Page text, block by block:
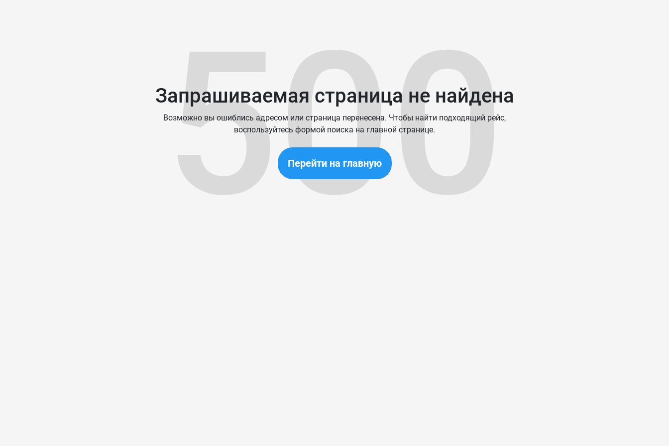
Запрашиваемая страница не найдена
Возможно вы ошиблись адресом или страница перенесена. Чтобы найти подходящий рейс,
воспользуйтесь формой поиска на главной странице.
Перейти на главную
500